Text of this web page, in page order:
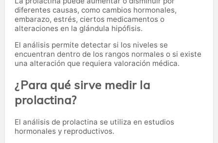
diferentes causas, como cambios hormonales,
embarazo, estrés, ciertos medicamentos o
alteraciones en la glándula hipófisis.
El análisis permite detectar si los niveles se
encuentran dentro de los rangos normales o si existe
una alteración que requiera valoración médica.
¿Para qué sirve medir la
prolactina?
El análisis de prolactina se utiliza en estudios
hormonales y reproductivos.